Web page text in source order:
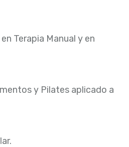
Terapia Manual y en
y Pilates aplicado a